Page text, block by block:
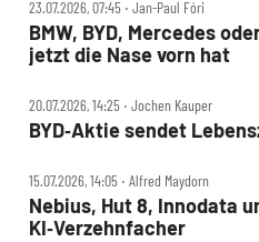
23.07.2026, 07:45 ‧ Jan-Paul Fóri
BMW, BYD, Mercedes
jetzt die Nase vorn hat
20.07.2026, 14:25 ‧ Jochen Kauper
BYD‑Aktie sendet
15.07.2026, 14:05 ‧ Alfred Maydorn
Nebius, Hut 8, Innodata
KI‑Verzehnfacher